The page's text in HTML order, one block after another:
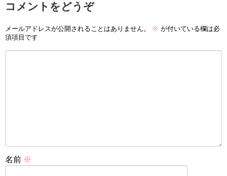
コメントをどうぞ
メールアドレスが公開されることはありません。 ※ が付いている欄は必
須項目です
名前 ※